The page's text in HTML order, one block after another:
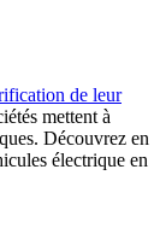
de leur
mettent à
Découvrez en
électrique en